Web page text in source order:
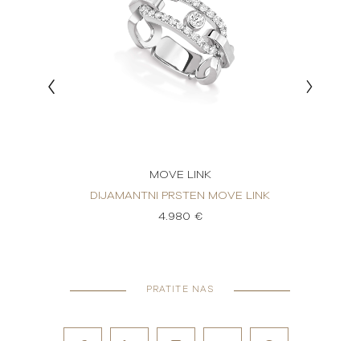
MOVE LINK
DIJAMANTNI PRSTEN MOVE LINK
4.980 €
PRATITE NAS